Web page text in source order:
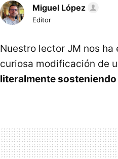
Miguel López
Editor
Nuestro lector JM nos
curiosa modificación de
literalmente